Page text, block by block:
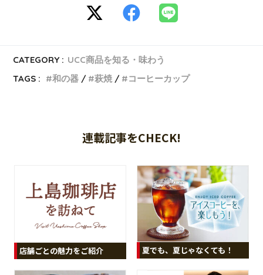
CATEGORY : UCC商品を知る・味わう
TAGS :
和の器 萩焼 コーヒーカップ
連載記事をCHECK!
店舗ごとの魅力をご紹介 夏でも、夏じゃなくても！